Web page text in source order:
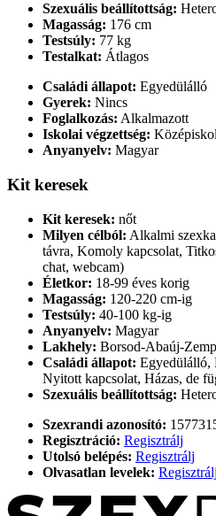
Szexuális beállítottság:
Magasság: 176 cm
Testsúly: 77 kg
Testalkat: Átlagos
Családi állapot: Egyedülálló
Gyerek: Nincs
Foglalkozás: Alkalmazott
Iskolai végzettség:
Anyanyelv: Magyar
Kit keresek
Kit keresek: nőt
Milyen célból: Alkalmi
távra, Komoly kapcsolat,
chat, webcam)
Életkor: 18-99 éves korig
Magasság: 120-220 cm-ig
Testsúly: 40-100 kg-ig
Anyanyelv: Magyar
Lakhely: Borsod-Abaúj-
Családi állapot: Egyedülálló,
Nyitott kapcsolat, Házas, de
Szexuális beállítottság:
Szexrandi azonosító:
Regisztráció: Regisztrálj
Utolsó belépés: Regisztrálj
Olvasatlan levelek: Regisztrálj